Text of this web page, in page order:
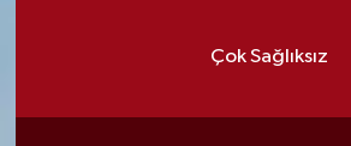
Çok Sağlıksız